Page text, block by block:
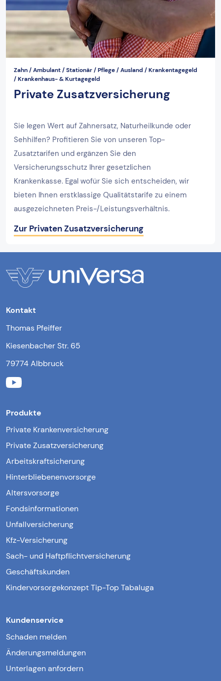
Zahn / Ambulant / Stationär / Pflege / Ausland / Krankentagegeld
/ Krankenhaus- & Kurtagegeld
Private Zusatzversicherung
Sie legen Wert auf Zahnersatz, Naturheilkunde oder
Sehhilfen? Profitieren Sie von unseren Top-
Zusatztarifen und ergänzen Sie den
Versicherungsschutz Ihrer gesetzlichen
Krankenkasse. Egal wofür Sie sich entscheiden, wir
bieten Ihnen erstklassige Qualitätstarife zu einem
ausgezeichneten Preis-/Leistungsverhältnis.
Zur Privaten Zusatzversicherung
Kontakt
Thomas Pfeiffer
Kiesenbacher Str. 65
79774 Albbruck
Produkte
Private Krankenversicherung
Private Zusatzversicherung
Arbeitskraftsicherung
Hinterbliebenenvorsorge
Altersvorsorge
Fondsinformationen
Unfallversicherung
Kfz-Versicherung
Sach- und Haftpflichtversicherung
Geschäftskunden
Kindervorsorgekonzept Tip-Top Tabaluga
Kundenservice
Schaden melden
Änderungsmeldungen
Unterlagen anfordern